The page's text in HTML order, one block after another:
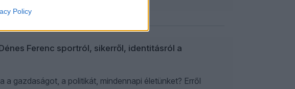
Policy
Ferenc sportról, sikerről, identitásról a
gazdaságot, a politikát, mindennapi életünket? Erről